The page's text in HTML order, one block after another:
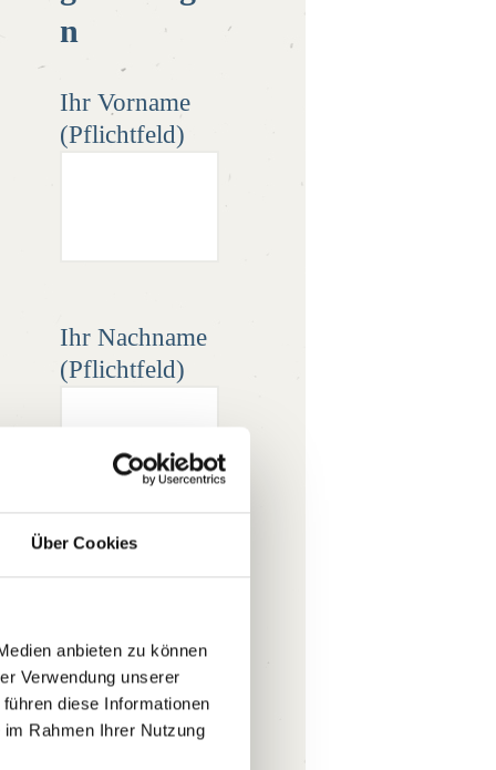
Über Cookies
anbieten zu können
Verwendung unserer
diese Informationen
Rahmen Ihrer Nutzung
n
Ihr Vorname
(Pflichtfeld)
Ihr Nachname
(Pflichtfeld)
Ihre E-Mail-